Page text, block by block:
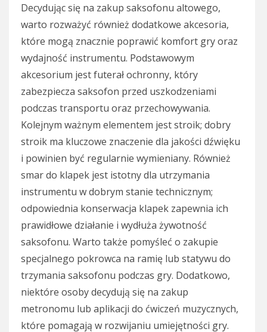
Decydując się na zakup saksofonu altowego,
warto rozważyć również dodatkowe akcesoria,
które mogą znacznie poprawić komfort gry oraz
wydajność instrumentu. Podstawowym
akcesorium jest futerał ochronny, który
zabezpiecza saksofon przed uszkodzeniami
podczas transportu oraz przechowywania.
Kolejnym ważnym elementem jest stroik; dobry
stroik ma kluczowe znaczenie dla jakości dźwięku
i powinien być regularnie wymieniany. Również
smar do klapek jest istotny dla utrzymania
instrumentu w dobrym stanie technicznym;
odpowiednia konserwacja klapek zapewnia ich
prawidłowe działanie i wydłuża żywotność
saksofonu. Warto także pomyśleć o zakupie
specjalnego pokrowca na ramię lub statywu do
trzymania saksofonu podczas gry. Dodatkowo,
niektóre osoby decydują się na zakup
metronomu lub aplikacji do ćwiczeń muzycznych,
które pomagają w rozwijaniu umiejętności gry.